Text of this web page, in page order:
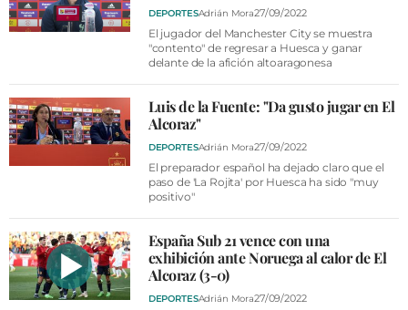
DEPORTESAdrián Mora27/09/2022
El jugador del Manchester City se muestra
"contento" de regresar a Huesca y ganar
delante de la afición altoaragonesa
Luis de la Fuente: "Da gusto jugar en El
Alcoraz"
DEPORTESAdrián Mora27/09/2022
El preparador español ha dejado claro que el
paso de 'La Rojita' por Huesca ha sido "muy
positivo"
España Sub 21 vence con una
exhibición ante Noruega al calor de El
Alcoraz (3-0)
DEPORTESAdrián Mora27/09/2022